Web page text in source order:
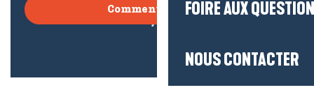
FOIRE AUX
NOUS CONTACTER
Comment venir ?